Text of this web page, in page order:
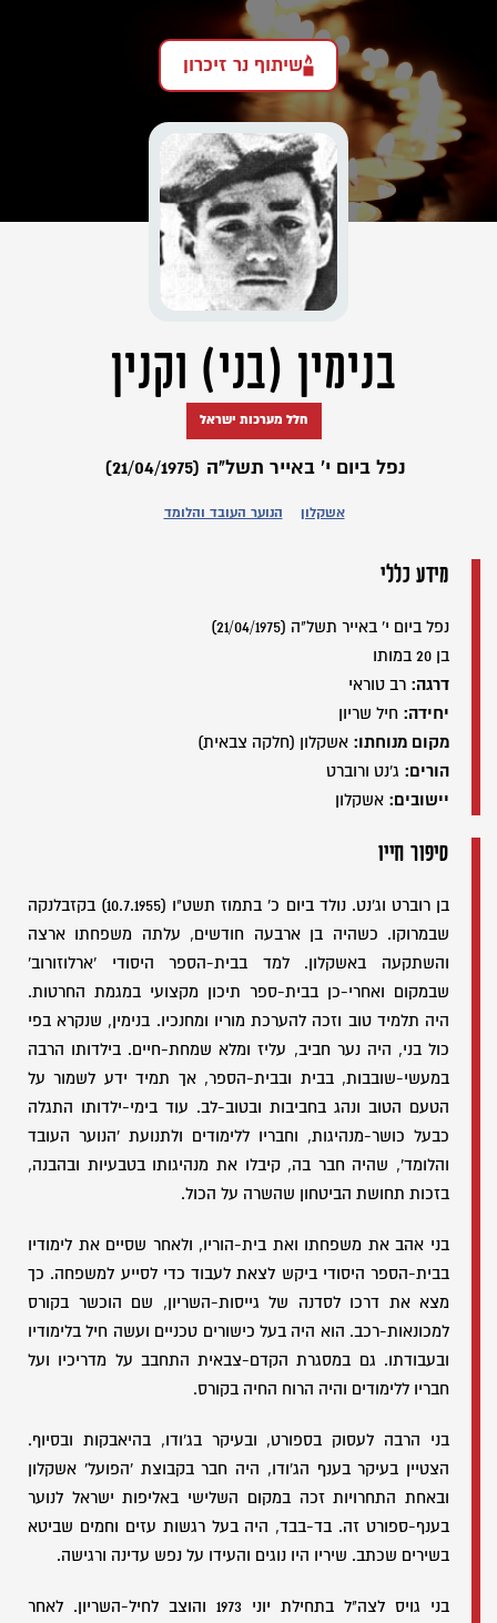
שיתוף נר זיכרון
בנימין (בני) וקנין
חלל מערכות ישראל
נפל ביום י' באייר תשל"ה (21/04/1975)
אשקלון הנוער העובד והלומד
מידע כללי
נפל ביום י' באייר תשל"ה (21/04/1975)
בן 20 במותו
דרגה: רב טוראי
יחידה: חיל שריון
מקום מנוחתו: אשקלון (חלקה צבאית)
הורים: ג'נט ורוברט
יישובים: אשקלון
סיפור חייו
בן רוברט וג'נט. נולד ביום כ' בתמוז תשט"ו (10.7.1955) בקזבלנקה
שבמרוקו. כשהיה בן ארבעה חודשים, עלתה משפחתו ארצה
והשתקעה באשקלון. למד בבית-הספר היסודי 'ארלוזורוב'
שבמקום ואחרי-כן בבית-ספר תיכון מקצועי במגמת החרטות.
היה תלמיד טוב וזכה להערכת מוריו ומחנכיו. בנימין, שנקרא בפי
כול בני, היה נער חביב, עליז ומלא שמחת-חיים. בילדותו הרבה
במעשי-שובבות, בבית ובבית-הספר, אך תמיד ידע לשמור על
הטעם הטוב ונהג בחביבות ובטוב-לב. עוד בימי-ילדותו התגלה
כבעל כושר-מנהיגות, וחבריו ללימודים ולתנועת 'הנוער העובד
והלומד', שהיה חבר בה, קיבלו את מנהיגותו בטבעיות ובהבנה,
בזכות תחושת הביטחון שהשרה על הכול.
בני אהב את משפחתו ואת בית-הוריו, ולאחר שסיים את לימודיו
בבית-הספר היסודי ביקש לצאת לעבוד כדי לסייע למשפחה. כך
מצא את דרכו לסדנה של גייסות-השריון, שם הוכשר בקורס
למכונאות-רכב. הוא היה בעל כישורים טכניים ועשה חיל בלימודיו
ובעבודתו. גם במסגרת הקדם-צבאית התחבב על מדריכיו ועל
חבריו ללימודים והיה הרוח החיה בקורס.
בני הרבה לעסוק בספורט, ובעיקר בג'ודו, בהיאבקות ובסיוף.
הצטיין בעיקר בענף הג'ודו, היה חבר בקבוצת 'הפועל' אשקלון
ובאחת התחרויות זכה במקום השלישי באליפות ישראל לנוער
בענף-ספורט זה. בד-בבד, היה בעל רגשות עזים וחמים שביטא
בשירים שכתב. שיריו היו נוגים והעידו על נפש עדינה ורגישה.
בני גויס לצה"ל בתחילת יוני 1973 והוצב לחיל-השריון. לאחר